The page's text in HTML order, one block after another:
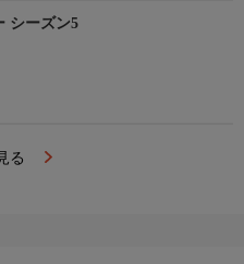
シーズン5
る